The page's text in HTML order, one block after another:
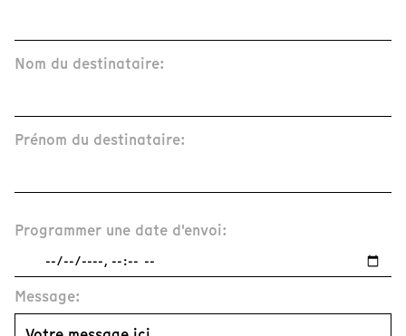
Nom du destinataire:
Prénom du destinataire:
Programmer une date d'envoi:
Message: